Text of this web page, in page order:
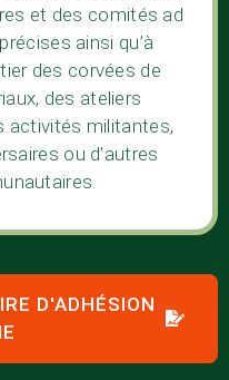
et des comités ad
ainsi qu’à
des corvées de
des ateliers
activités militantes,
ou d’autres
D'ADHÉSION